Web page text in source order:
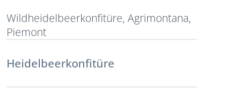
Wildheidelbeerkonfitüre, Agrimontana,
Piemont
Heidelbeerkonfitüre